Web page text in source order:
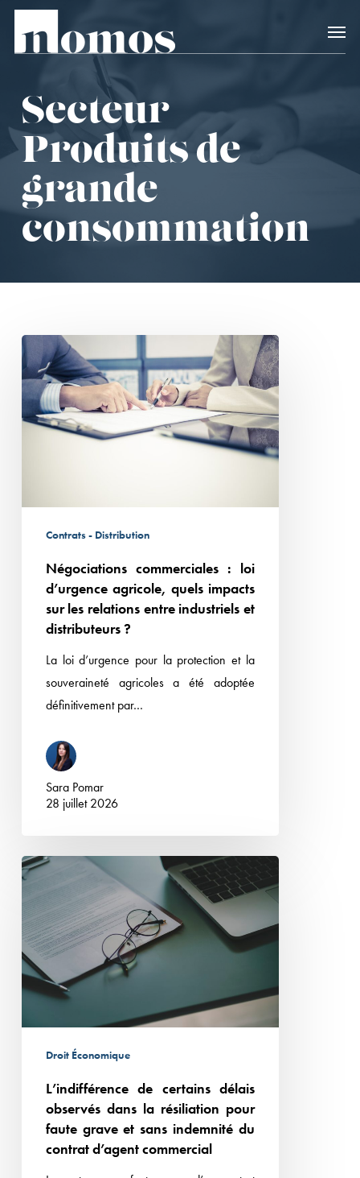
Skip
main
Accès rapide
Secteur –
Produits de
grande
consommation
Négociations
commerciales :
loi
d’urgence
agricole,
sur
industriels
distributeurs
Contrats - Distribution
Négociations commerciales : loi
d’urgence agricole, quels impacts
sur les relations entre industriels et
distributeurs ?
La loi d’urgence pour la protection et la
souveraineté agricoles a été adoptée
définitivement par…
Sara Pomar
28 juillet 2026
L’indifférence
délais
observés
dans
résiliation
grave
indemnité
Droit Économique
L’indifférence de certains délais
observés dans la résiliation pour
faute grave et sans indemnité du
contrat d’agent commercial